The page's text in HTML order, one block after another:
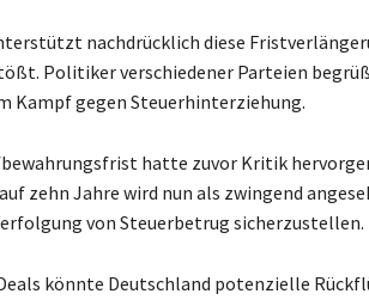
nachdrücklich diese
Politiker verschiedener Parteien
Kampf gegen Steuerhinterziehung.
hatte zuvor Kritik
zehn Jahre wird nun als zwingend
von Steuerbetrug sicherzustellen.
könnte Deutschland potenzielle